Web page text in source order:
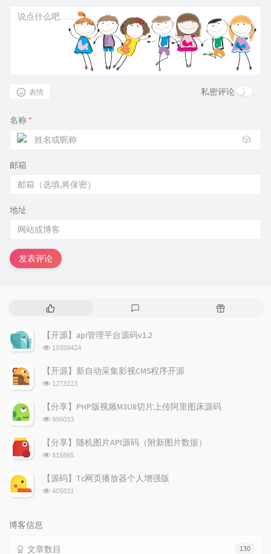
表情 私密评论
名称 *
🎲
邮箱
地址
发表评论
热
文
章
评
随
【开源】api管理平台源码v1.2
浏
次
数:
19359424
【开源】新自动采集影视CMS程序开源
浏
次
数:
1273223
【分享】PHP版视频M3U8切片上传阿里图床源码
浏
次
数:
956033
【分享】随机图片API源码（附新图片数据）
浏
次
数:
815865
【源码】Tc网页播放器个人增强版
浏
405831
博客信息
130
文章数目